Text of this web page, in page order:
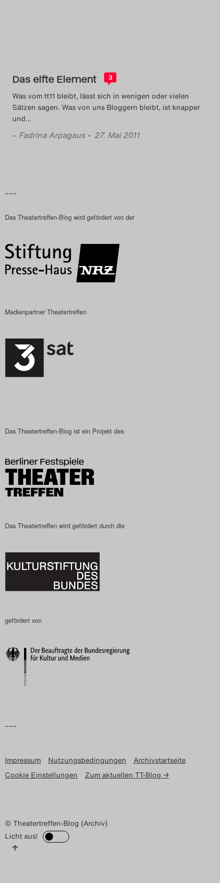
Das Theatertreffen-Blog
2015
Das Theatertreffen-Blog
2016
Das Theatertreffen-Blog
2018
Das Theatertreffen-Blog
2018 Alumni
Das Theatertreffen-Blog
Das Theatertreffen-Blog
2022
Das Theatertreffen-Blog
2023
Das Theatertreffen-Blog
2024
2025
Das Theatertreffen-Blog
Nutzungsbedingungen
Das elfte Element 3
Was vom tt11 bleibt, lässt sich in wenigen oder vielen
Sätzen sagen. Was von uns Bloggern bleibt, ist knapper
und…
– Fadrina Arpagaus • 27. Mai 2011
–––
Das Theatertreffen-Blog wird gefördert von der
Medienpartner Theatertreffen
Das Theatertreffen-Blog ist ein Projekt des
Das Theatertreffen wird gefördert durch die
gefördert von
–––
Impressum Nutzungsbedingungen
Archivstartseite
Cookie Einstellungen
Zum aktuellen TT-Blog →
© Theatertreffen-Blog (Archiv)
Licht aus!
↑